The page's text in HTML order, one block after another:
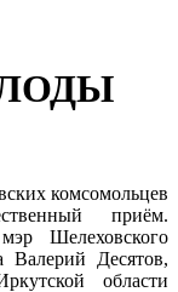
комсомольцев
приём.
Шелеховского
Десятов,
области